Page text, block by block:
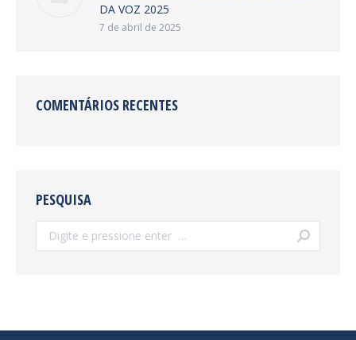
DA VOZ 2025
7 de abril de 2025
COMENTÁRIOS RECENTES
PESQUISA
Search: